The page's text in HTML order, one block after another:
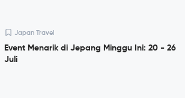
Japan Travel
Event Menarik di Jepang Minggu Ini: 20 - 26
Juli